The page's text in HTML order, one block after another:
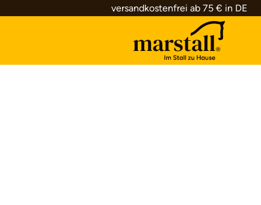
versandkostenfrei ab 75 € in DE